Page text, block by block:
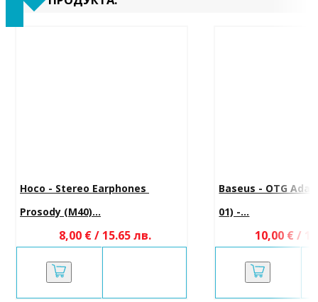
Hoco - Stereo Earphones
Prosody (M40)...
8,00 € / 15.65 лв.
Baseus - OTG
01) -...
10,00 € /